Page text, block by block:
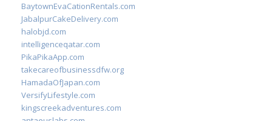
BaytownEvaCationRentals.com
JabalpurCakeDelivery.com
halobjd.com
intelligenceqatar.com
PikaPikaApp.com
takecareofbusinessdfw.org
HamadaOfJapan.com
VersifyLifestyle.com
kingscreekadventures.com